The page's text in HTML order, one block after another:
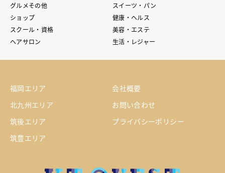
グルメその他
スイーツ・パン
ショップ
健康・ヘルス
スクール・資格
美容・エステ
ヘアサロン
生活・レジャー
福岡エリア
北九州エリア
筑後エリア
筑豊エリア
会社概要
お問い合わせ
プライバシーポリシー